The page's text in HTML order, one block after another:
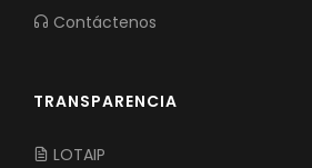
Contáctenos
TRANSPARENCIA
LOTAIP